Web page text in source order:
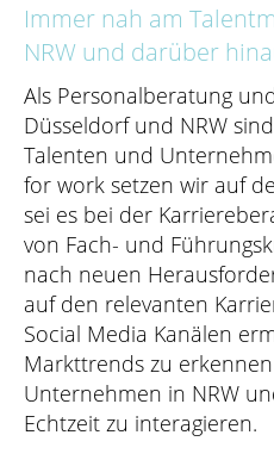
Immer nah am
NRW und darüber
Als Personalberatung
Düsseldorf und NRW
Talenten und
for work setzen wir auf
sei es bei der
von Fach- und
nach neuen
auf den relevanten
Social Media Kanälen
Markttrends zu
Unternehmen in NRW
Echtzeit zu interagieren.